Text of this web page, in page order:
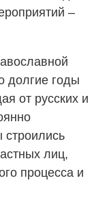
–
долгие годы
от русских и
лиц,
процесса и